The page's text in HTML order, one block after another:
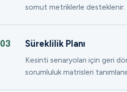
somut metriklerle desteklenir.
03 Süreklilik Planı
Kesinti senaryoları için geri
sorumluluk matrisleri